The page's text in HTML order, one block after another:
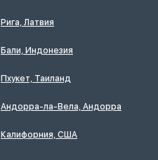
Рига, Латвия
Бали, Индонезия
Пхукет, Таиланд
Андорра-ла-Вела, Андорра
Калифорния, США